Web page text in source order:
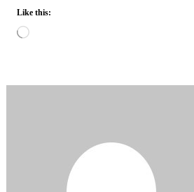
Like this:
Loading…